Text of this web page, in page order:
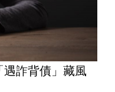
遇詐背債」藏風